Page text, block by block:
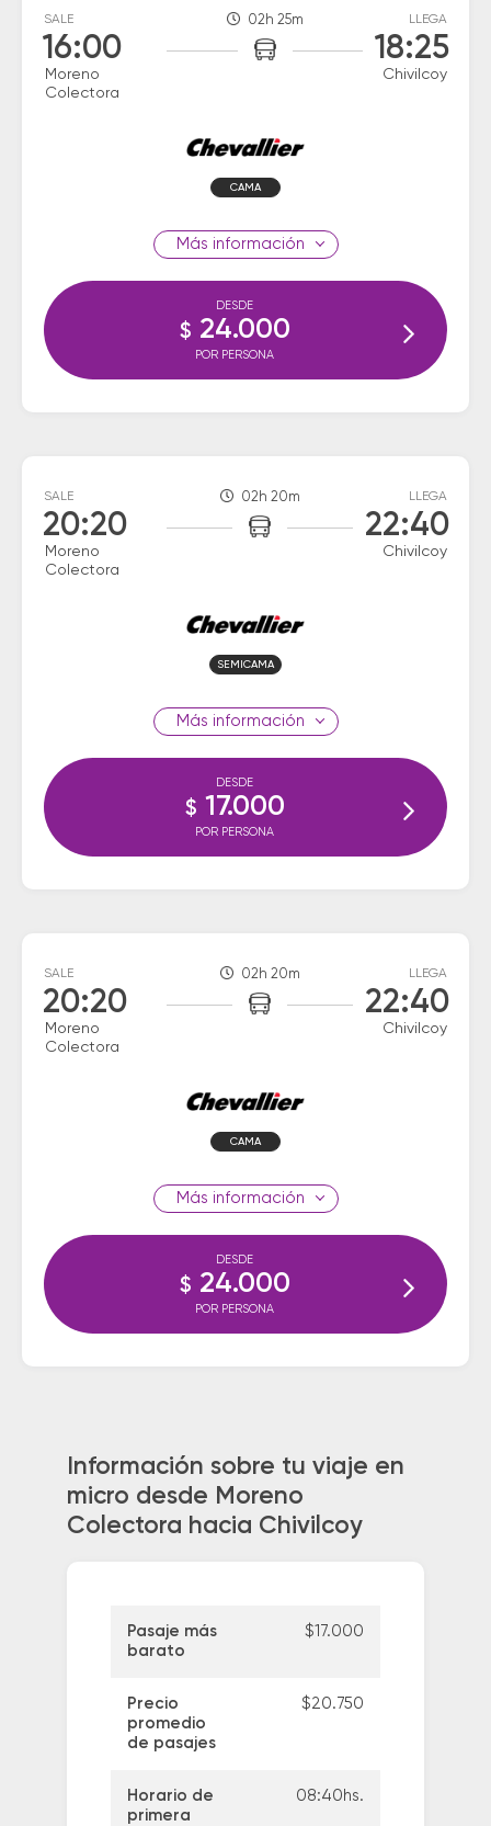
SALE
16:00
Moreno
Colectora
02h 25m LLEGA
18:25
Chivilcoy
CAMA
información
DESDE
$ 24.000
POR PERSONA
SALE
20:20
Moreno
Colectora
02h 20m LLEGA
22:40
Chivilcoy
SEMICAMA
información
DESDE
$ 17.000
POR PERSONA
SALE
20:20
Moreno
Colectora
02h 20m LLEGA
22:40
Chivilcoy
CAMA
información
DESDE
$ 24.000
POR PERSONA
Información sobre tu viaje en
micro desde Moreno
Colectora hacia Chivilcoy
Pasaje más
barato
$17.000
Precio
promedio
de pasajes
$20.750
Horario de
primera
08:40hs.